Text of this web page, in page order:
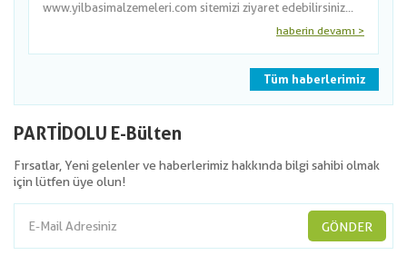
www.yilbasimalzemeleri.com sitemizi ziyaret edebilirsiniz...
haberin devamı >
Tüm haberlerimiz
PARTİDOLU E-Bülten
Fırsatlar, Yeni gelenler ve haberlerimiz hakkında bilgi sahibi olmak
için lütfen üye olun!
GÖNDER